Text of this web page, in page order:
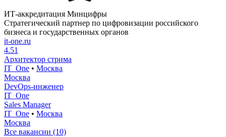
ИТ-аккредитация Минцифры
Стратегический партнер по цифровизации российского
бизнеса и государственных органов
it-one.ru
4.51
Архитектор стрима
IT_One • Москва
Москва
DevOps-инженер
IT_One
Sales Manager
IT_One • Москва
Москва
Все вакансии (10)